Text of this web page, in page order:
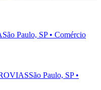
São Paulo, SP • Comércio
São Paulo, SP •